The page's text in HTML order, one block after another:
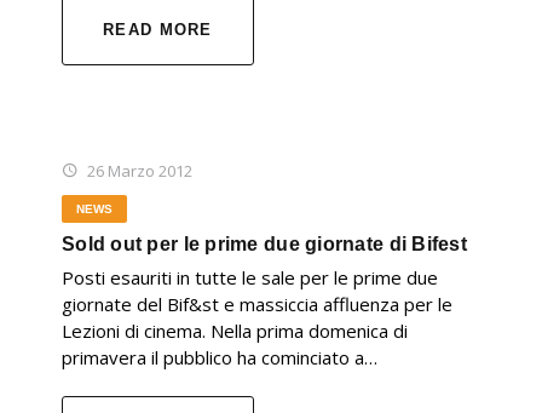
READ MORE
26 Marzo 2012
NEWS
Sold out per le prime due giornate di Bifest
Posti esauriti in tutte le sale per le prime due
giornate del Bif&st e massiccia affluenza per le
Lezioni di cinema. Nella prima domenica di
primavera il pubblico ha cominciato a…